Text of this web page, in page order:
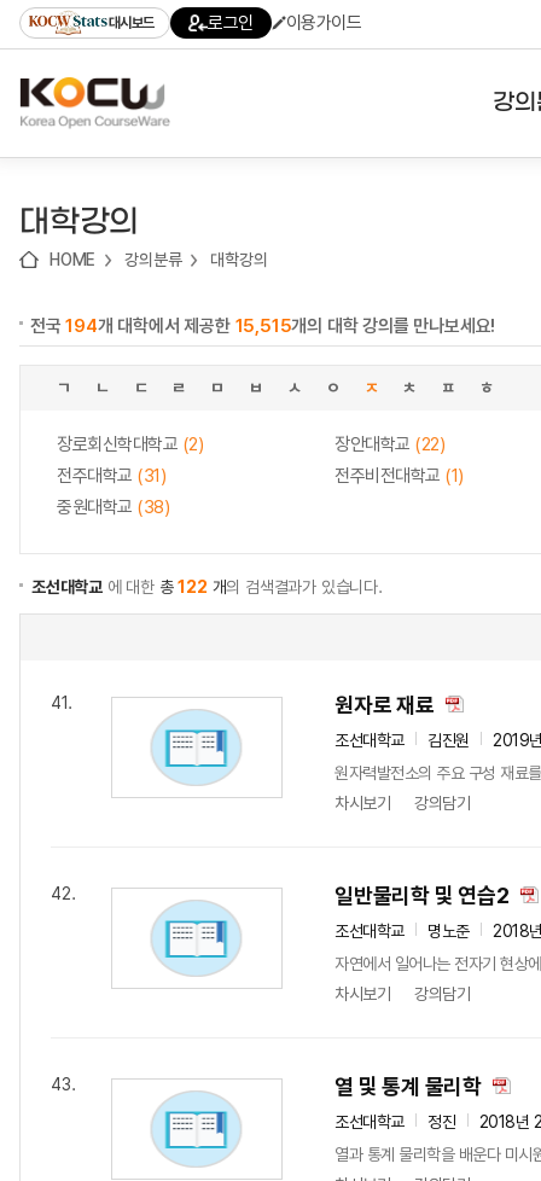
기
기
기
content)
가
대시보드 로그인 이용가이드
강
대학강의
HOME 강의분류 대학강의
전국194개 대학에서 제공한 15,515개의 대학 강의를 만나보세요!
ㄱ ㄴ ㄷ ㄹ ㅁ ㅂ ㅅ ㅇ ㅈ ㅊ ㅍ ㅎ
장로회신학대학교 (2) 장안대학교 (22)
전주대학교 (31) 전주비전대학교 (1)
중원대학교 (38)
조선대학교 에 대한 총122 개의 검색결과가 있습니다.
41. 원자로 재료
조선대학교 김진원
2019
원자력발전소의 주요 구성 재료
차시보기
강의담기
42. 일반물리학 및 연습2
조선대학교 명노준
2018
자연에서 일어나는 전자기 현상
차시보기
강의담기
43. 열 및 통계 물리학
조선대학교 정진
2018년
열과 통계 물리학을 배운다 미시